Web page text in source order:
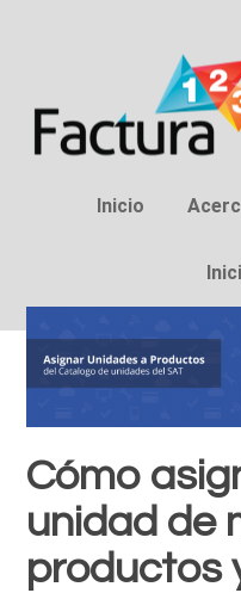
Inicio
Cómo
unidad de
productos